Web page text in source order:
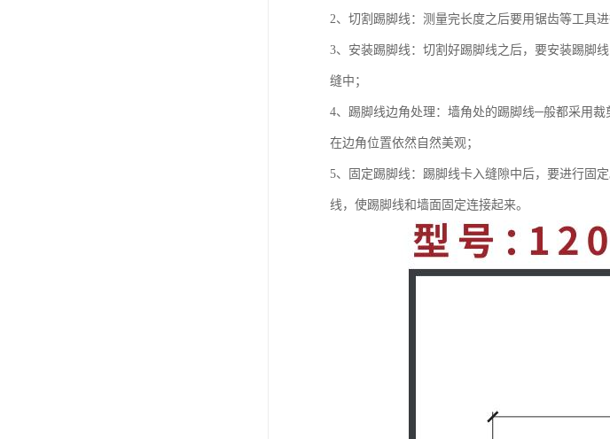
2、切割踢脚线：测量完长度之后要用锯齿等工具进
3、安装踢脚线：切割好踢脚线之后，要安装踢脚
缝中；
4、踢脚线边角处理：墙角处的踢脚线─般都采用
在边角位置依然自然美观；
5、固定踢脚线：踢脚线卡入缝隙中后，要进行固
线，使踢脚线和墙面固定连接起来。